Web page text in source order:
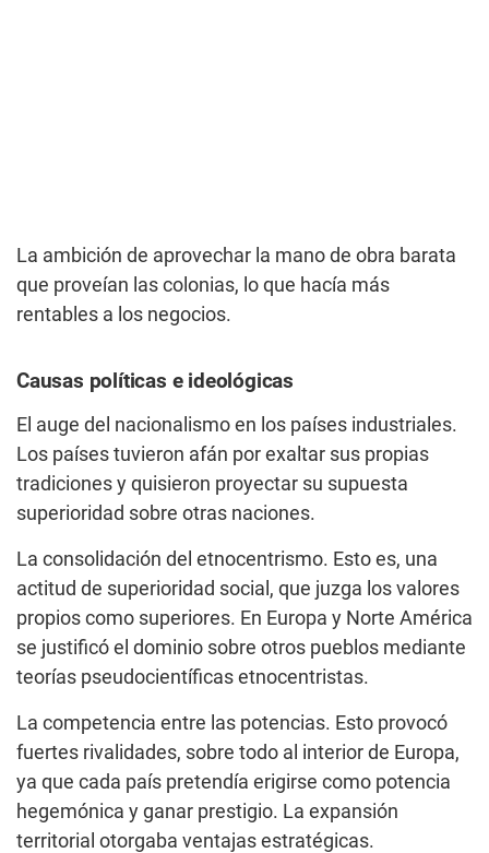
La ambición de aprovechar la mano de obra barata
que proveían las colonias, lo que hacía más
rentables a los negocios.
Causas políticas e ideológicas
El auge del nacionalismo en los países industriales.
Los países tuvieron afán por exaltar sus propias
tradiciones y quisieron proyectar su supuesta
superioridad sobre otras naciones.
La consolidación del etnocentrismo. Esto es, una
actitud de superioridad social, que juzga los valores
propios como superiores. En Europa y Norte América
se justificó el dominio sobre otros pueblos mediante
teorías pseudocientíficas etnocentristas.
La competencia entre las potencias. Esto provocó
fuertes rivalidades, sobre todo al interior de Europa,
ya que cada país pretendía erigirse como potencia
hegemónica y ganar prestigio. La expansión
territorial otorgaba ventajas estratégicas.